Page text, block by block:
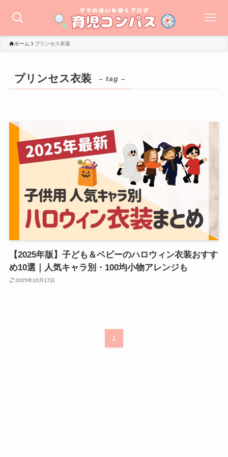
ホーム プリンセス衣装
プリンセス衣装 – tag –
【2025年版】子ども＆ベビーのハロウィン衣装おすす
め10選｜人気キャラ別・100均小物アレンジも
2025年10月17日
1